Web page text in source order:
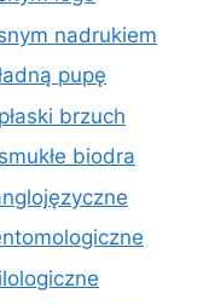
nadrukiem
pupę
brzuch
biodra